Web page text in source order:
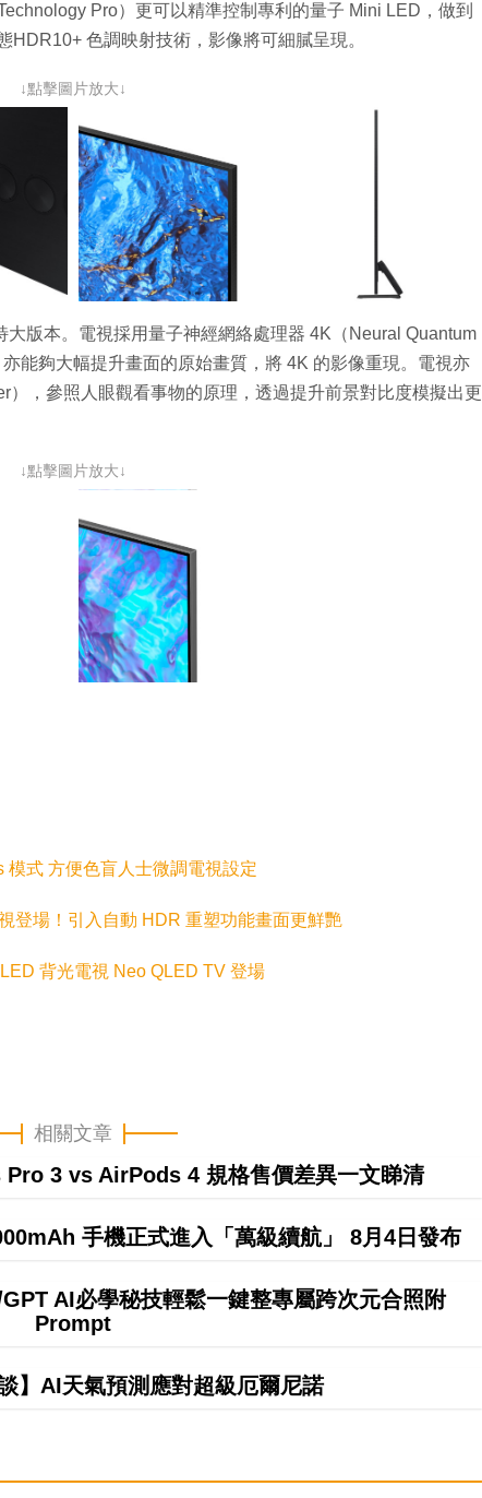
Pro）更可以精準控制專利的量子 Mini LED，做到
色調映射技術，影像將可細膩呈現。
↓點擊圖片放大↓
大版本。電視採用量子神經網絡處理器 4K （ Neural Quantum
能夠大幅提升畫面的原始畫質，將 4K 的影像重現。電視亦
），參照人眼觀看事物的原理，透過提升前景對比度模擬出更
↓點擊圖片放大↓
式 方便色盲人士微調電視設定
登場！引入自動 HDR 重塑功能畫面更鮮艷
背光電視 Neo QLED TV 登場
相關文章
3 vs AirPods 4 規格售價差異一文睇清
手機正式進入「萬級續航」 8月4日發布
AI必學秘技輕鬆一鍵整專屬跨次元合照附
Prompt
】AI天氣預測應對超級厄爾尼諾